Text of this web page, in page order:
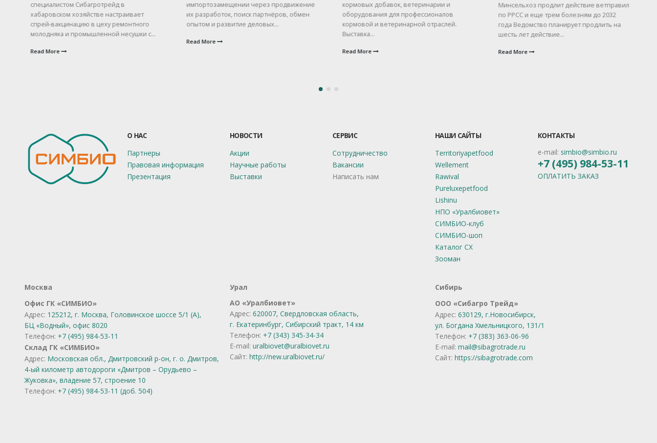
специалистом Сибагротрейд в
хабаровском хозяйстве настраивает
спрей-вакцинацию в цеху ремонтного
молодняка и промышленной несушки с...
Read More
импортозамещении через продвижение
их разработок, поиск партнёров, обмен
опытом и развитие деловых...
Read More
кормовых добавок, ветеринарии и
оборудования для профессионалов
кормовой и ветеринарной отраслей.
Выставка...
Read More
Минсельхоз продлит действие ветправил
по РРСС и еще трем болезням до 2032
года Ведомство планирует продлить на
шесть лет действие...
Read More
О НАС
Партнеры
Правовая информация
Презентация
НОВОСТИ
Акции
Научные работы
Выставки
СЕРВИС
Сотрудничество
Вакансии
Написать нам
НАШИ САЙТЫ
Territoriyapetfood
Wellement
Rawival
Pureluxepetfood
Lishinu
НПО «Уралбиовет»
СИМБИО-клуб
СИМБИО-шоп
Каталог СХ
Зооман
КОНТАКТЫ
e-mail: simbio@simbio.ru
+7 (495) 984-53-11
ОПЛАТИТЬ ЗАКАЗ
Москва
Офис ГК «СИМБИО»
Адрес: 125212, г. Москва, Головинское шоссе 5/1 (А),
БЦ «Водный», офис 8020
Телефон: +7 (495) 984-53-11
Склад ГК «СИМБИО»
Адрес: Московская обл., Дмитровский р-он, г. о. Дмитров,
4-ый километр автодороги «Дмитров – Орудьево –
Жуковка», владение 57, строение 10
Телефон: +7 (495) 984-53-11 (доб. 504)
Урал
АО «Уралбиовет»
Адрес: 620007, Свердловская область,
г. Екатеринбург, Сибирский тракт, 14 км
Телефон: +7 (343) 345-34-34
E-mail: uralbiovet@uralbiovet.ru
Сайт: http://new.uralbiovet.ru/
Сибирь
OOO «Сибагро Трейд»
Адрес: 630129, г.Новосибирск,
ул. Богдана Хмельницкого, 131/1
Телефон: +7 (383) 363-06-96
E-mail: mail@sibagrotrade.ru
Сайт: https://sibagrotrade.com